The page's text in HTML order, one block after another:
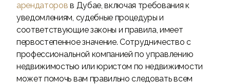
арендаторов в Дубае, включая требования к
уведомлениям, судебные процедуры и
соответствующие законы и правила, имеет
первостепенное значение. Сотрудничество с
профессиональной компанией по управлению
недвижимостью или юристом по недвижимости
может помочь вам правильно следовать всем